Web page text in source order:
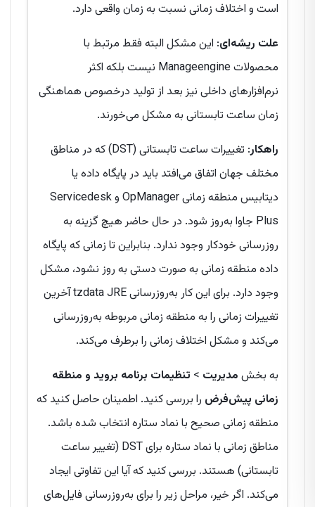
است و اختلاف زمانی نسبت به زمان واقعی دارد.
علت ریشه‌ای: این مشکل البته فقط مرتبط با
محصولات Manageengine نیست بلکه اکثر
نرم‌افزارهای داخلی نیز بعد از تولید درخصوص هماهنگی
زمان ساعت تابستانی به مشکل می‌خورند.
راهکار
: تغییرات ساعت تابستانی (DST) که در مناطق
مختلف جهان اتفاق می‌افتد باید در پایگاه داده یا
دیتابیس منطقه زمانی OpManager و Servicedesk
Plus جاوا به‌روز شود. در حال حاضر هیچ گزینه به
روزرسانی خودکار وجود ندارد. بنابراین تا زمانی که پایگاه
داده منطقه زمانی به صورت دستی به روز نشود، مشکل
وجود دارد. برای این کار به‌روزرسانی tzdata JRE آخرین
تغییرات زمانی را به منطقه زمانی مربوطه به‌روزرسانی
می‌کند و مشکل اختلاف زمانی را برطرف می‌کند.
به بخش مدیریت > تنظیمات برنامه بروید و منطقه
زمانی پیش‌فرض را بررسی کنید. اطمینان حاصل کنید که
منطقه زمانی صحیح با نماد ستاره انتخاب شده باشد.
مناطق زمانی با نماد ستاره برای DST (تغییر ساعت
تابستانی) هستند. بررسی کنید که آیا این تفاوتی ایجاد
می‌کند. اگر خیر، مراحل زیر را برای به‌روزرسانی فایل‌های